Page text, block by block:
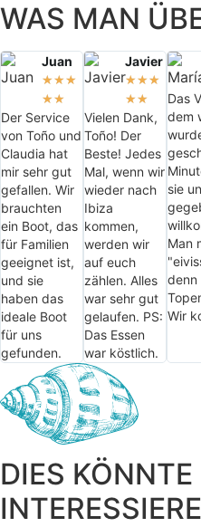
WAS MAN
Juan
★★★
★★
Der Service
von Toño und
Claudia hat
mir sehr gut
gefallen. Wir
brauchten
ein Boot, das
für Familien
geeignet ist,
und sie
haben das
ideale Boot
für uns
gefunden.
Javier
★★★
★★
Vielen Dank,
Toño! Der
Beste! Jedes
Mal, wenn wir
wieder nach
Ibiza
kommen,
werden wir
auf euch
zählen. Alles
war sehr gut
gelaufen. PS:
Das Essen
war köstlich.
Das
dem
sie
Man
denn
Wir
DIES